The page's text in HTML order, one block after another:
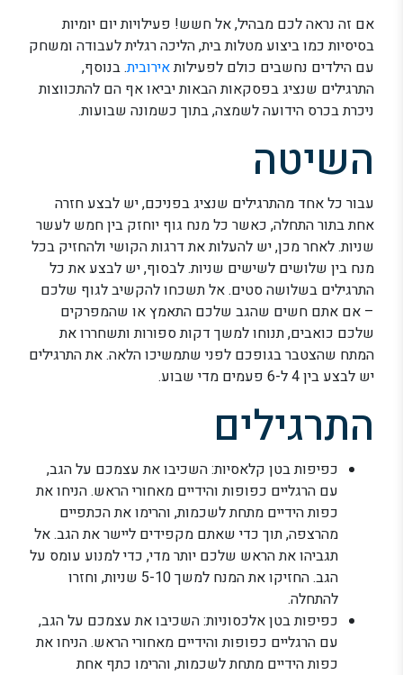
אם זה נראה לכם מבהיל, אל חשש! פעילויות יום יומיות
בסיסיות כמו ביצוע מטלות בית, הליכה רגלית לעבודה ומשחק
עם הילדים נחשבים כולם לפעילותאירובית. בנוסף,
התרגילים שנציג בפסקאות הבאות יביאו אף הם להתכווצות
ניכרת בכרס הידועה לשמצה, בתוך כשמונה שבועות.
השיטה
עבור כל אחד מהתרגילים שנציג בפניכם, יש לבצע חזרה
אחת בתור התחלה, כאשר כל מנח גוף יוחזק בין חמש לעשר
שניות. לאחר מכן, יש להעלות את דרגות הקושי ולהחזיק בכל
מנח בין שלושים לשישים שניות. לבסוף, יש לבצע את כל
התרגילים בשלושה סטים. אל תשכחו להקשיב לגוף שלכם
– אם אתם חשים שהגב שלכם התאמץ או שהמפרקים
שלכם כואבים, תנוחו למשך דקות ספורות ותשחררו את
המתח שהצטבר בגופכם לפני שתמשיכו הלאה. את התרגילים
יש לבצע בין 4 ל-6 פעמים מדי שבוע.
התרגילים
כפיפות בטן קלאסיות: השכיבו את עצמכם על הגב,
עם הרגליים כפופות והידיים מאחורי הראש. הניחו את
כפות הידיים מתחת לשכמות, והרימו את הכתפיים
מהרצפה, תוך כדי שאתם מקפידים ליישר את הגב. אל
תגביהו את הראש שלכם יותר מדי, כדי למנוע עומס על
הגב. החזיקו את המנח למשך 5-10 שניות, וחזרו
להתחלה.
כפיפות בטן אלכסוניות: השכיבו את עצמכם על הגב,
עם הרגליים כפופות והידיים מאחורי הראש. הניחו את
כפות הידיים מתחת לשכמות, והרימו כתף אחת